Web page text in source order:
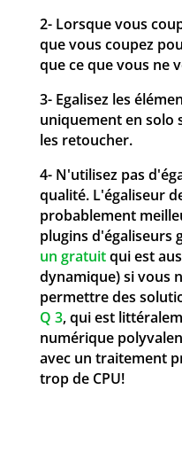
2- Lorsque vous
que vous coupez
que ce que vous ne
3- Egalisez les
uniquement en solo
les retoucher.
4- N'utilisez pas
qualité. L'égaliseur
probablement
plugins d'égaliseurs
un gratuitqui est
dynamique) si vous
permettre des
Q 3, qui est
numérique
avec un traitement
trop de CPU!